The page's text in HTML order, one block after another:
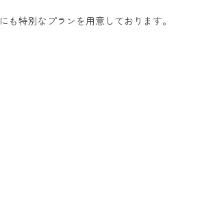
も特別なプランを用意しております。